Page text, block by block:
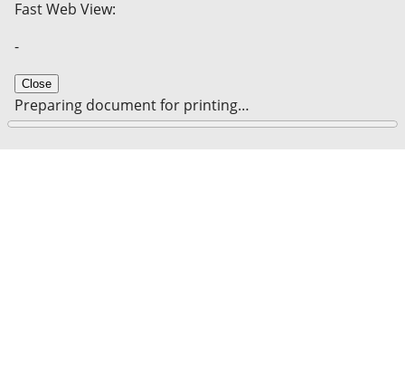
Fast Web View:
-
Close
Preparing document for printing…